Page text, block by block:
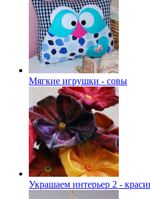
Мягкие игрушки - совы
Украшаем интерьер 2 -